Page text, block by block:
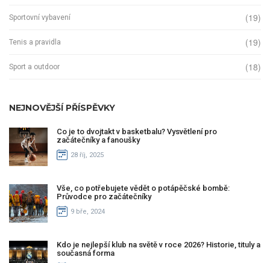
Sportovní vybavení (19)
Tenis a pravidla (19)
Sport a outdoor (18)
NEJNOVĚJŠÍ PŘÍSPĚVKY
Co je to dvojtakt v basketbalu? Vysvětlení pro
začátečníky a fanoušky
28 říj, 2025
Vše, co potřebujete vědět o potápěčské bombě:
Průvodce pro začátečníky
9 bře, 2024
Kdo je nejlepší klub na světě v roce 2026? Historie, tituly a
současná forma